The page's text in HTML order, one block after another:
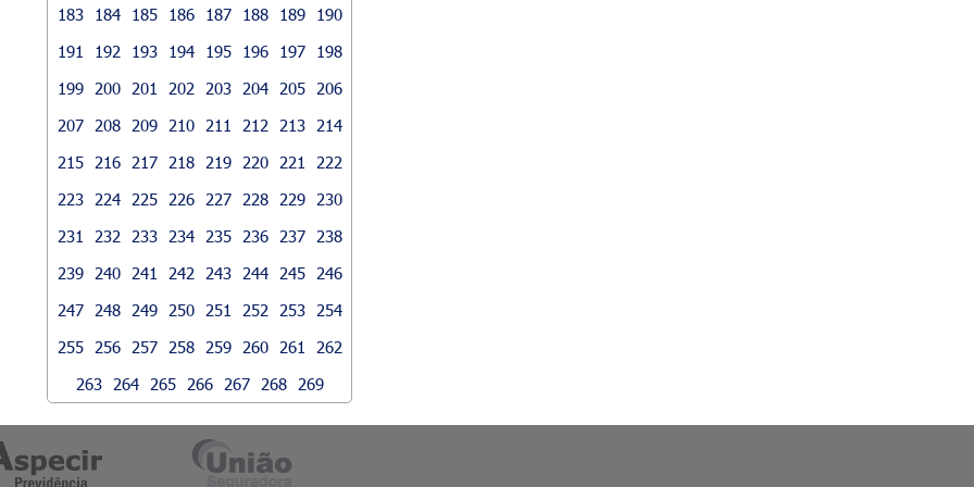
183
184 185 186 187 188 189
190
191
192 193 194 195 196 197
198
199
200 201 202 203 204 205
206
207
208 209 210 211 212 213
214
215
216 217 218 219 220 221
222
223
224 225 226 227 228 229
230
231
232 233 234 235 236 237
238
239
240 241 242 243 244 245
246
247
248 249 250 251 252 253
254
255
256 257 258 259 260 261
262
263
264 265 266 267 268 269